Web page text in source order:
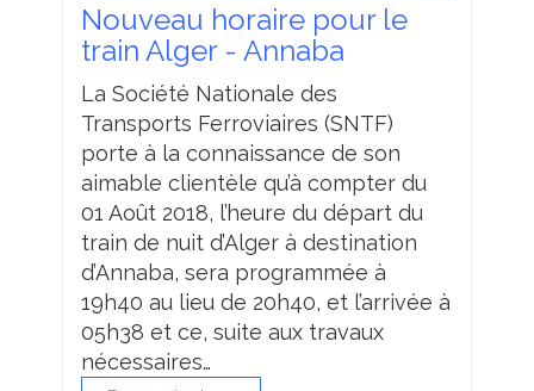
Nouveau horaire pour le
train Alger - Annaba
La Société Nationale des
Transports Ferroviaires (SNTF)
porte à la connaissance de son
aimable clientèle qu’à compter du
01 Août 2018, l’heure du départ du
train de nuit d’Alger à destination
d’Annaba, sera programmée à
19h40 au lieu de 20h40, et l’arrivée à
05h38 et ce, suite aux travaux
nécessaires…